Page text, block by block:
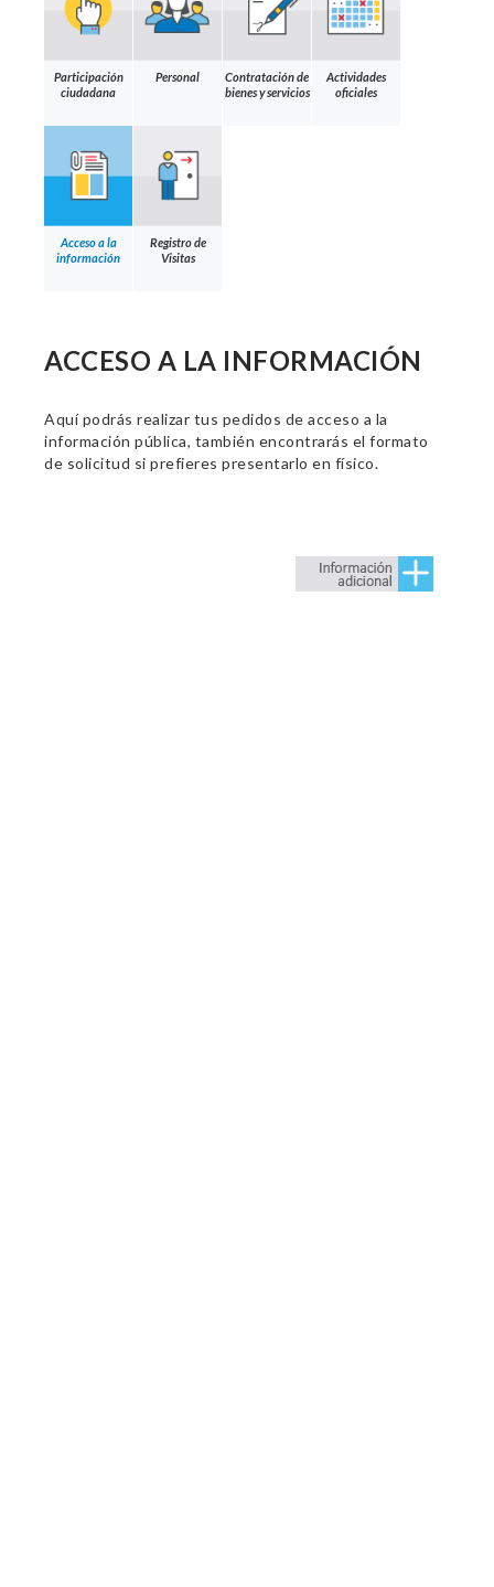
Participación
ciudadana
Personal
Contratación de
bienes y servicios
Actividades
oficiales
Acceso a la
información
Registro de
Visitas
ACCESO A LA INFORMACIÓN
Aquí podrás realizar tus pedidos de acceso a la
información pública, también encontrarás el formato
de solicitud si prefieres presentarlo en físico.